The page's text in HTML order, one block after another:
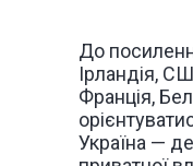
До
Ірландія,
Франція,
Україна —